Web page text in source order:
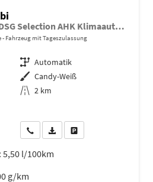
1.5 TSI 150PS m-HEV DSG Selection AHK Klimaautomatik ACC PDC v+h Rückf.Kamera Sitzheizung TWA Apple CarPlay Android Auto 16"LM
Fahrzeug mit Tageszulassung
Getriebe Automatik
Außenfarbe Candy-Weiß
Kilometerstand 2 km
Wir rufen Sie anPDF-Datei, Fahrzeugexposé
5,50 l/100km
g/km